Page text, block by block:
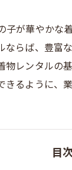
が華やか
らば、豊
レンタル
るように、
目